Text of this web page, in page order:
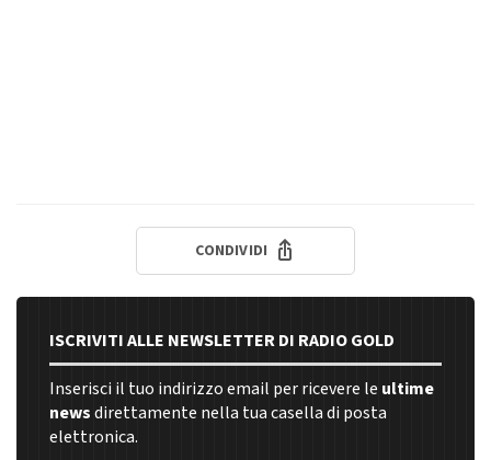
CONDIVIDI
ISCRIVITI ALLE NEWSLETTER DI RADIO GOLD
Inserisci il tuo indirizzo email per ricevere le ultime
newsdirettamente nella tua casella di posta
elettronica.